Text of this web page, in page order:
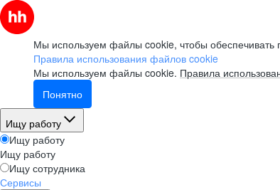
Мы используем файлы cookie, чтобы обеспечивать
Правила использования файлов cookie
Мы используем файлы cookie. Правила
Понятно
Ищу работу
Ищу работу
Ищу работу
Ищу сотрудника
Сервисы